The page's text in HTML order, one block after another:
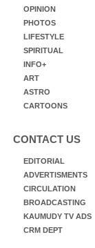
OPINION
PHOTOS
LIFESTYLE
SPIRITUAL
INFO+
ART
ASTRO
CARTOONS
CONTACT US
EDITORIAL
ADVERTISMENTS
CIRCULATION
BROADCASTING
KAUMUDY TV ADS
CRM DEPT